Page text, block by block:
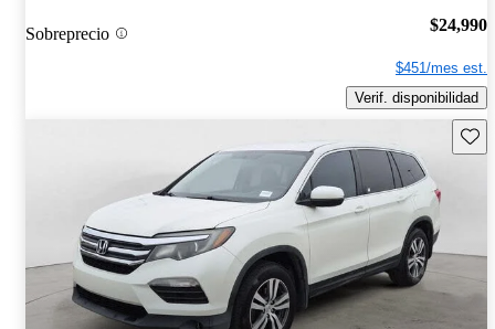
Sobreprecio $24,990
$451/mes est.
Verif. disponibilidad